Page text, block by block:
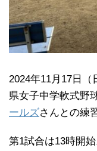
2024年11月17日
県女子中学軟式野
ールズさんとの練
第1試合は13時開始